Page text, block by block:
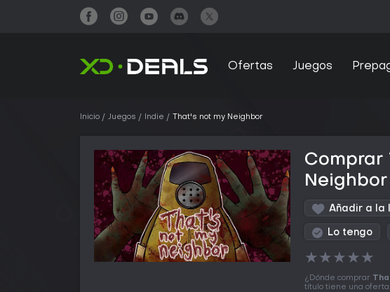
Ofertas Juegos
Inicio Juegos Indie That's not my Neighbor
Comprar
Neighbor
Añadir a la
Lo tengo
★★★★★
¿Dónde comprar
título tiene una oferta,